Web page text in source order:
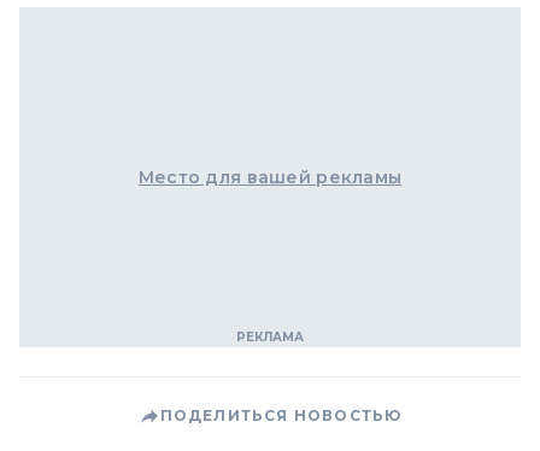
Место для вашей рекламы
ПОДЕЛИТЬСЯ НОВОСТЬЮ